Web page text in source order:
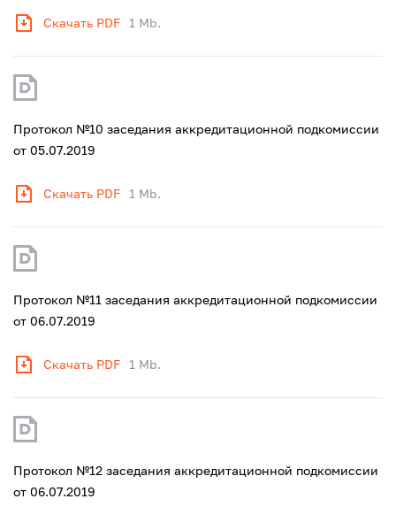
Скачать PDF 1 Mb.
Протокол №10 заседания аккредитационной подкомиссии
от 05.07.2019
Скачать PDF 1 Mb.
Протокол №11 заседания аккредитационной подкомиссии
от 06.07.2019
Скачать PDF 1 Mb.
Протокол №12 заседания аккредитационной подкомиссии
от 06.07.2019